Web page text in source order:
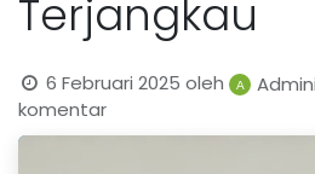
Terjangkau
6 Februari 2025 oleh
komentar